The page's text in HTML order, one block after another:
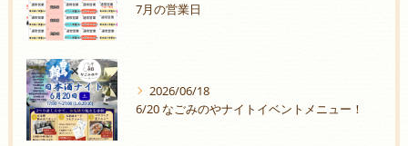
7月の営業日
2026/06/18
6/20 なごみのやナイトイベントメニュー！